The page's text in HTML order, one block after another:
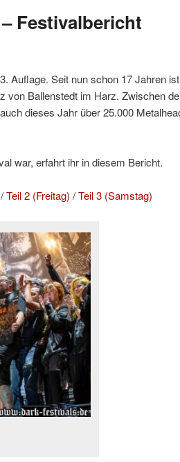
Festivalbericht
Auflage. Seit nun schon 17 Jahren
von Ballenstedt im Harz. Zwischen
dieses Jahr über 25.000
war, erfahrt ihr in diesem Bericht.
/Teil 2 (Freitag) /Teil 3 (Samstag)